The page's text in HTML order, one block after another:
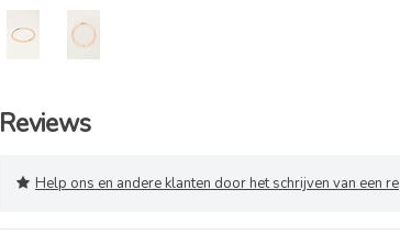
Reviews
Help ons en andere klanten door het schrijven van een review